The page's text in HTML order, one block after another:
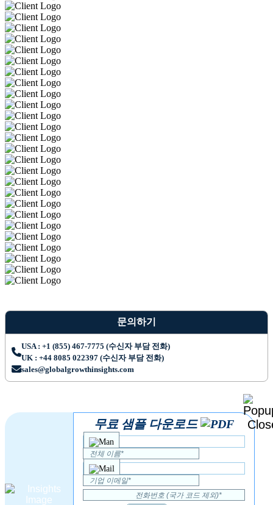
문의하기
USA : +1 (855) 467-7775 (수신자 부담 전화)
UK : +44 8085 022397 (수신자 부담 전화)
sales@globalgrowthinsights.com
무료 샘플 다운로드